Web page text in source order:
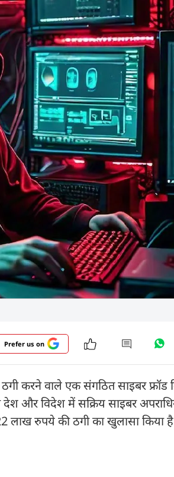
Prefer us on
करने वाले एक संगठित साइबर फ्रॉड
और विदेश में सक्रिय साइबर
रुपये की ठगी का खुलासा किया